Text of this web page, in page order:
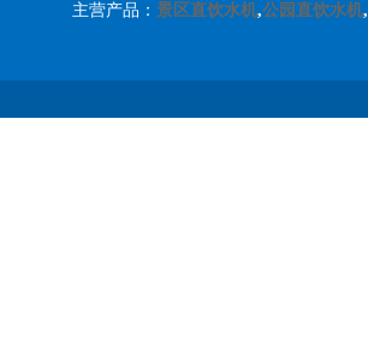
主营产品： 景区直饮水机,公园直饮水机,